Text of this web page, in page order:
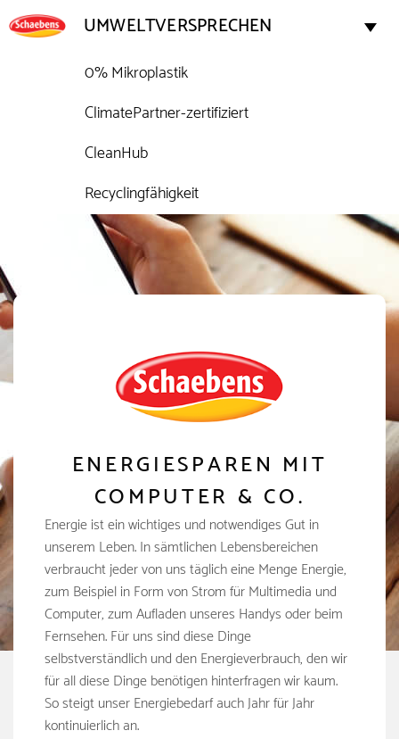
UMWELTVERSPRECHEN
0% Mikroplastik
ClimatePartner-zertifiziert
CleanHub
Recyclingfähigkeit
ENERGIESPAREN MIT
COMPUTER & CO.
Energie ist ein wichtiges und notwendiges Gut in
unserem Leben. In sämtlichen Lebensbereichen
verbraucht jeder von uns täglich eine Menge Energie,
zum Beispiel in Form von Strom für Multimedia und
Computer, zum Aufladen unseres Handys oder beim
Fernsehen. Für uns sind diese Dinge
selbstverständlich und den Energieverbrauch, den wir
für all diese Dinge benötigen hinterfragen wir kaum.
So steigt unser Energiebedarf auch Jahr für Jahr
kontinuierlich an.